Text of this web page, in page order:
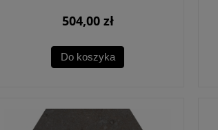
504,00 zł
Do koszyka